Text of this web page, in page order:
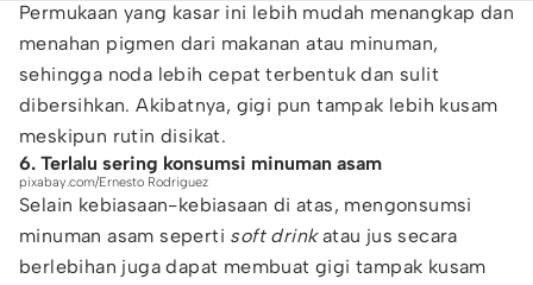
Permukaan yang kasar ini lebih mudah menangkap dan
menahan pigmen dari makanan atau minuman,
sehingga noda lebih cepat terbentuk dan sulit
dibersihkan. Akibatnya, gigi pun tampak lebih kusam
meskipun rutin disikat.
6. Terlalu sering konsumsi minuman asam
pixabay.com/Ernesto Rodriguez
Selain kebiasaan-kebiasaan di atas, mengonsumsi
minuman asam seperti soft drinkatau jus secara
berlebihan juga dapat membuat gigi tampak kusam